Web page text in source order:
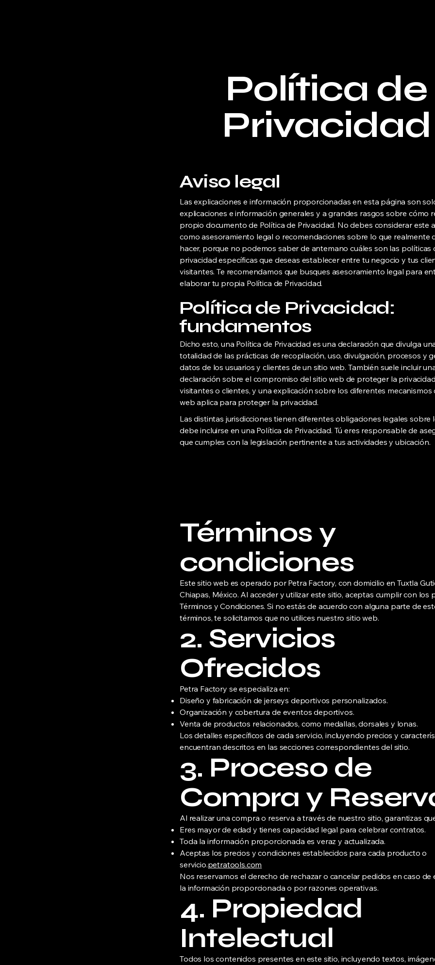
Política de
Privacidad
Aviso legal
Las explicaciones e información proporcionadas en esta página son
explicaciones e información generales y a grandes rasgos sobre cómo
propio documento de Política de Privacidad. No debes considerar este
como asesoramiento legal o recomendaciones sobre lo que realmente
hacer, porque no podemos saber de antemano cuáles son las políticas
privacidad específicas que deseas establecer entre tu negocio y tus
visitantes. Te recomendamos que busques asesoramiento legal para
elaborar tu propia Política de Privacidad.
Política de Privacidad:
fundamentos
Dicho esto, una Política de Privacidad es una declaración que divulga
totalidad de las prácticas de recopilación, uso, divulgación, procesos y
datos de los usuarios y clientes de un sitio web. También suele incluir
declaración sobre el compromiso del sitio web de proteger la
visitantes o clientes, y una explicación sobre los diferentes mecanismos
web aplica para proteger la privacidad.
Las distintas jurisdicciones tienen diferentes obligaciones legales sobre
debe incluirse en una Política de Privacidad. Tú eres responsable de
que cumples con la legislación pertinente a tus actividades y ubicación.
Términos y
condiciones
Este sitio web es operado por Petra Factory, con domicilio en Tuxtla
Chiapas, México. Al acceder y utilizar este sitio, aceptas cumplir con los
Términos y Condiciones. Si no estás de acuerdo con alguna parte de
términos, te solicitamos que no utilices nuestro sitio web.
2. Servicios
Ofrecidos
Petra Factory se especializa en:
Diseño y fabricación de jerseys deportivos personalizados.
Organización y cobertura de eventos deportivos.
Venta de productos relacionados, como medallas, dorsales y lonas.
Los detalles específicos de cada servicio, incluyendo precios y
encuentran descritos en las secciones correspondientes del sitio.
3. Proceso de
Compra y
Al realizar una compra o reserva a través de nuestro sitio, garantizas
Eres mayor de edad y tienes capacidad legal para celebrar contratos.
Toda la información proporcionada es veraz y actualizada.
Aceptas los precios y condiciones establecidos para cada producto o
servicio.petratools.com
Nos reservamos el derecho de rechazar o cancelar pedidos en caso de
la información proporcionada o por razones operativas.
4. Propiedad
Intelectual
Todos los contenidos presentes en este sitio, incluyendo textos,